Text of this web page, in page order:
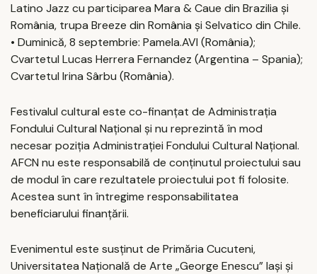
Latino Jazz cu participarea Mara & Caue din Brazilia și
România, trupa Breeze din România și Selvatico din Chile.
• Duminică, 8 septembrie: Pamela.AVI (România);
Cvartetul Lucas Herrera Fernandez (Argentina – Spania);
Cvartetul Irina Sârbu (România).
Festivalul cultural este co-finanţat de Administraţia
Fondului Cultural Naţional și nu reprezintă în mod
necesar poziţia Administrației Fondului Cultural Național.
AFCN nu este responsabilă de conținutul proiectului sau
de modul în care rezultatele proiectului pot fi folosite.
Acestea sunt în întregime responsabilitatea
beneficiarului finanțării.
Evenimentul este susținut de Primăria Cucuteni,
Universitatea Națională de Arte „George Enescu” Iași și